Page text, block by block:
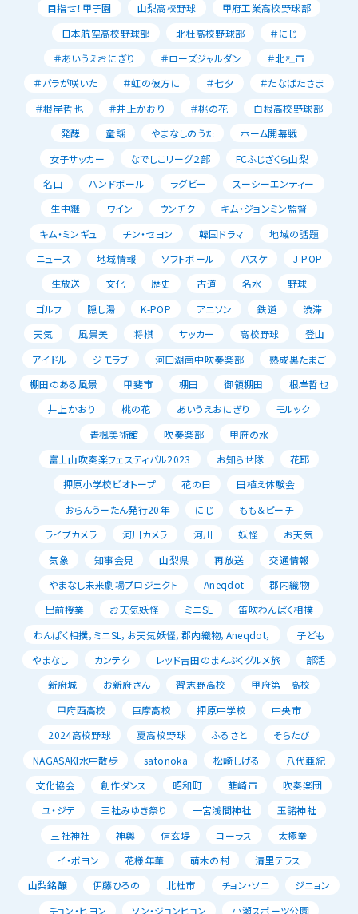
目指せ！甲子園
山梨高校野球
甲府工業高校野球部
日本航空高校野球部
北杜高校野球部
＃にじ
＃あいうえおにぎり
＃ローズジャルダン
＃北杜市
＃バラが咲いた
＃虹の彼方に ＃七夕
＃たなばたさま
＃根岸哲也
＃井上かおり ＃桃の花
白根高校野球部
発酵
童謡 やまなしのうた
ホーム開幕戦
女子サッカー
なでしこリーグ２部
FCふじざくら山梨
名山
ハンドボール ラグビー
スーシーエンティー
生中継
ワイン ウンチク
キム・ジョンミン監督
キム・ミンギュ
チン・セヨン 韓国ドラマ
地域の話題
ニュース
地域情報 ソフトボール バスケ
J-POP
生放送
文化 歴史 古道 名水
野球
ゴルフ
隠し湯 K-POP アニソン 鉄道
渋滞
天気
風景美 将棋 サッカー 高校野球
登山
アイドル
ジモラブ 河口湖南中吹奏楽部
熟成黒たまご
棚田のある風景
甲斐市 棚田 御領棚田
根岸哲也
井上かおり
桃の花 あいうえおにぎり
モルック
青楓美術館
吹奏楽部
甲府の水
富士山吹奏楽フェスティバル2023
お知らせ隊
花耶
押原小学校ビオトープ
花の日
田植え体験会
おらんうーたん発行20年
にじ
もも＆ピーチ
ライブカメラ
河川カメラ 河川 妖怪
お天気
気象
知事会見 山梨県 再放送
交通情報
やまなし未来劇場プロジェクト
Aneqdot
郡内織物
出前授業
お天気妖怪 ミニSL
笛吹わんぱく相撲
わんぱく相撲，ミニSL，お天気妖怪，郡内織物，Aneqdot，
子ども
やまなし
カンテク レッド吉田のまんぷくグルメ旅
部活
新府城
お新府さん 習志野高校
甲府第一高校
甲府西高校
巨摩高校 押原中学校
中央市
2024高校野球
夏高校野球 ふるさと
そらたび
NAGASAKI水中散歩
satonoka 松崎しげる
八代亜紀
文化協会
創作ダンス 昭和町 韮崎市
吹奏楽団
ユ・ジテ
三社みゆき祭り 一宮浅間神社
玉諸神社
三社神社
神輿 信玄堤 コーラス
太極拳
イ・ボヨン
花様年華 萌木の村
清里テラス
山梨銘醸
伊藤ひろの 北杜市 チョン・ソニ
ジニョン
チョン・ヒヨン
ソン・ジョンヒョン 小瀬スポーツ公園